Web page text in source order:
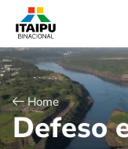
Home
Defeso